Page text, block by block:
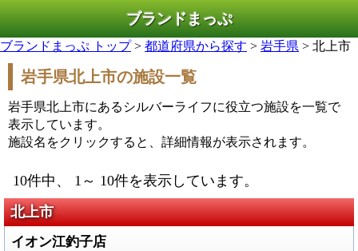
ブランドまっぷ
ブランドまっぷ トップ> 都道府県から探す > 岩手県 > 北上市
岩手県北上市の施設一覧
岩手県北上市にあるシルバーライフに役立つ施設を一覧で
表示しています。
施設名をクリックすると、詳細情報が表示されます。
10件中、 1～ 10件を表示しています。
北上市
イオン江釣子店